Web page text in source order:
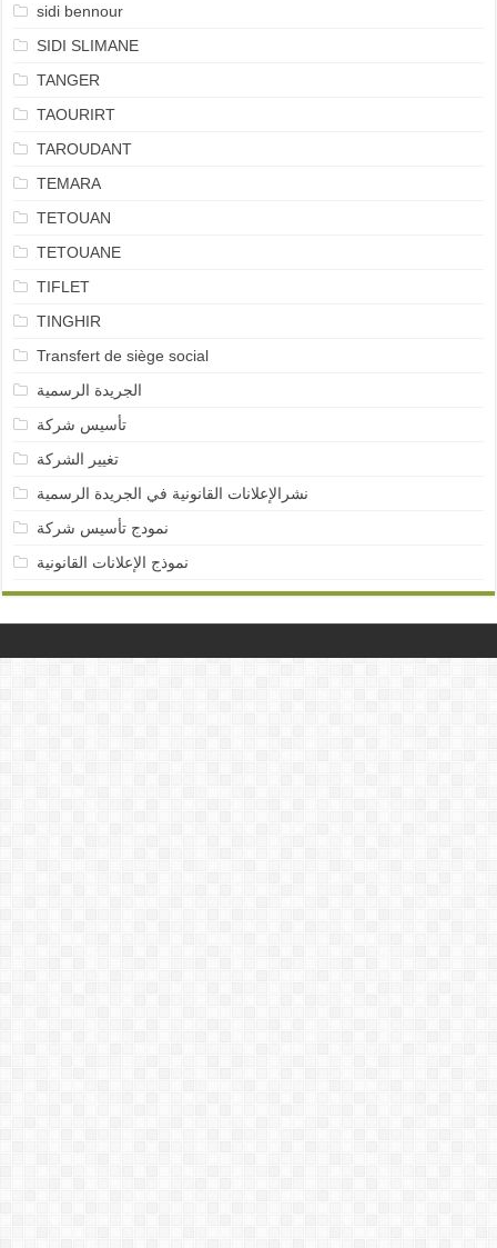
sidi bennour
SIDI SLIMANE
TANGER
TAOURIRT
TAROUDANT
TEMARA
TETOUAN
TETOUANE
TIFLET
TINGHIR
Transfert de siège social
الجريدة الرسمية
تأسيس شركة
تغيير الشركة
نشرالإعلانات القانونية في الجريدة الرسمية
نمودج تأسيس شركة
نموذج الإعلانات القانونية